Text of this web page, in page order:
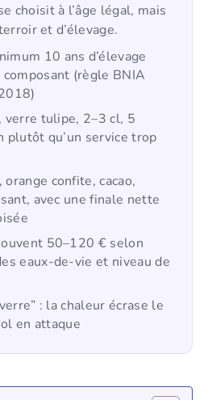
choisit à l’âge légal, mais
et d’élevage.
10 ans d’élevage
(règle BNIA
verre tulipe, 2–3 cl, 5
plutôt qu’un service trop
confite, cacao,
avec une finale nette
50–120 € selon
eaux-de-vie et niveau de
: la chaleur écrase le
en attaque